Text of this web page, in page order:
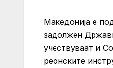
Македонија е
задолжен
учествуваат и
реонските